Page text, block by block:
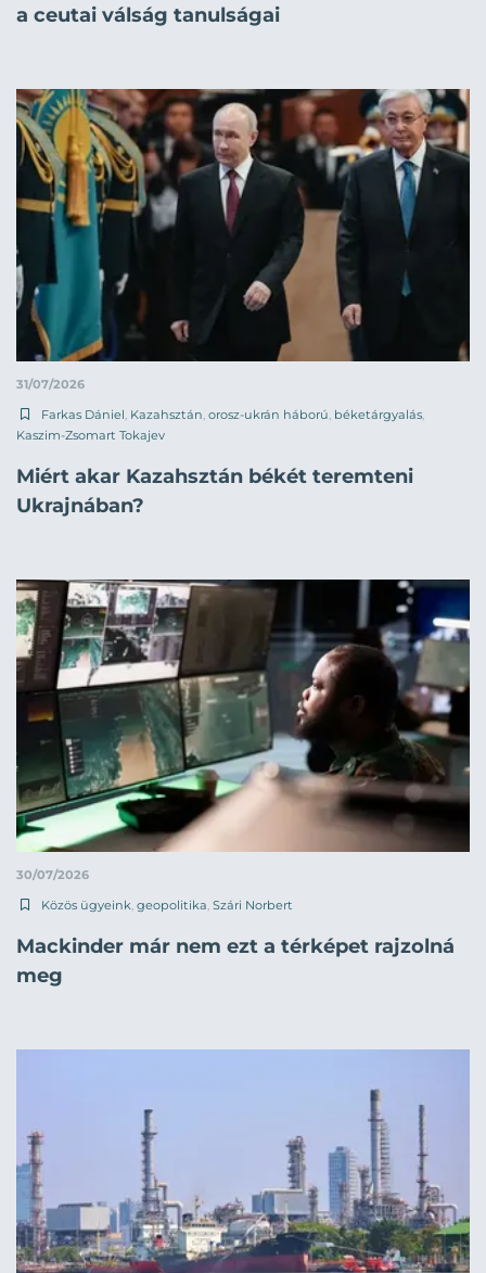
a ceutai válság tanulságai
31/07/2026
Farkas Dániel, Kazahsztán, orosz-ukrán háború, béketárgyalás,
Kaszim-Zsomart Tokajev
Miért akar Kazahsztán békét teremteni
Ukrajnában?
30/07/2026
Közös ügyeink, geopolitika, Szári Norbert
Mackinder már nem ezt a térképet rajzolná
meg